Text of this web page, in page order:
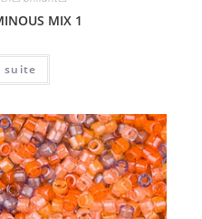
MIX 1
suite